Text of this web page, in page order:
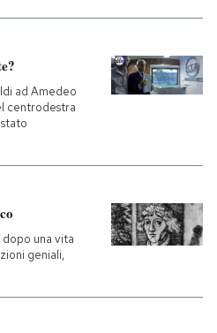
ad Amedeo
centrodestra
una vita
geniali,